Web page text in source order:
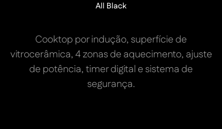
All Black
Cooktop por indução, superfície de
vitrocerâmica, 4 zonas de aquecimento, ajuste
de potência, timer digital e sistema de
segurança.